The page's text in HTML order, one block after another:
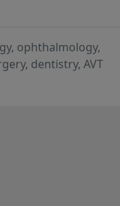
ophthalmology,
dentistry, AVT